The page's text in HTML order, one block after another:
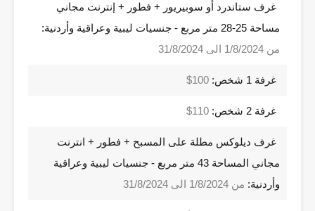
غرف ستاندرد أو سوبيريور + فطور + إنترنت مجاني
مساحة 25-28 متر مربع - جنسيات ليبية وعراقية وأردنية:
من 1/8/2024 الى 31/8/2024
غرفة 1 شخص: 100$
غرفة 2 شخص: 110$
غرف ديلوكس مطلة على المسبح + فطور + انترنت
مجاني المساحة 43 متر مربع - جنسيات ليبية وعراقية
وأردنية: من 1/8/2024 الى 31/8/2024